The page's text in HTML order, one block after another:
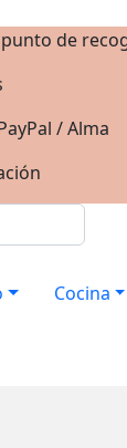
de
/ Alma
Cocina